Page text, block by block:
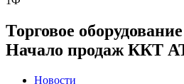
Торговое оборудование
Начало продаж ККТ
Новости